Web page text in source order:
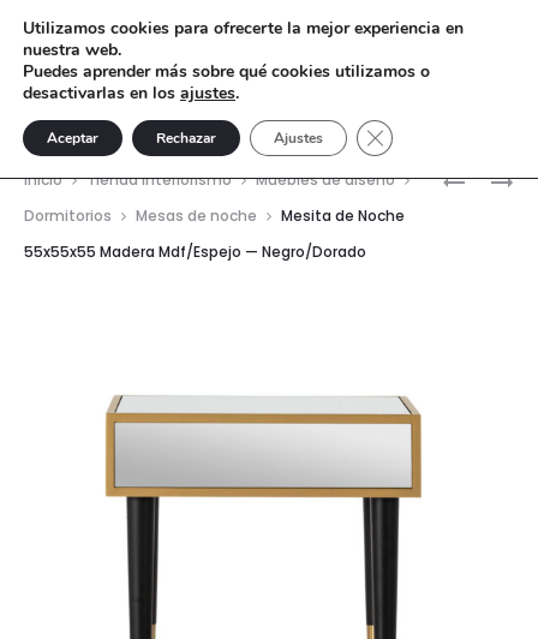
MESITA
MUEBLE
Inicio Tienda interiorismo
Muebles de diseño
Dormitorios
Mesas de noche
Mesita de Noche
55x55x55 Madera Mdf/Espejo — Negro/Dorado
Utilizamos cookies para ofrecerte la mejor experiencia en
nuestra web.
Puedes aprender más sobre qué cookies utilizamos o
desactivarlas en los ajustes.
Aceptar Rechazar Ajustes Cerrar el banner de